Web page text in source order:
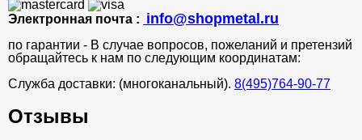
Электронная почта : info@shopmetal.ru
по гарантии - В случае вопросов, пожеланий и претензий
обращайтесь к нам по следующим координатам:
Служба доставки: (многоканальный). 8(495)764-90-77
Отзывы